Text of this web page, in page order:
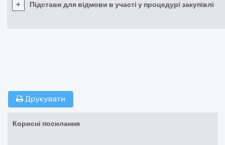
+ Підстави для відмови в участі у процедурі закупівлі
Друкувати
Корисні посилання